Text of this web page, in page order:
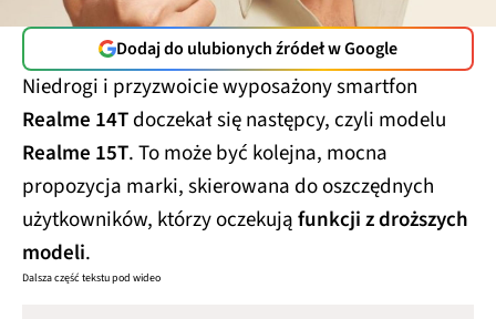
Dodaj do ulubionych źródeł w Google
Niedrogi i przyzwoicie wyposażony smartfon
Realme 14Tdoczekał się następcy, czyli modelu
Realme 15T. To może być kolejna, mocna
propozycja marki, skierowana do oszczędnych
użytkowników, którzy oczekująfunkcji z droższych
modeli.
Dalsza część tekstu pod wideo